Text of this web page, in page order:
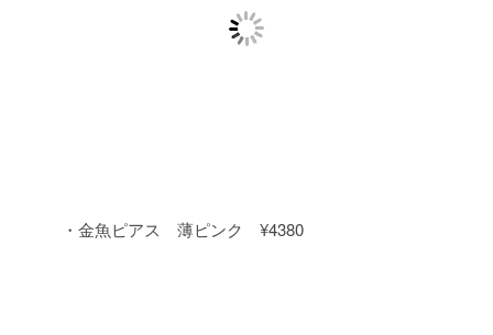
・金魚ピアス 薄ピンク ¥4380